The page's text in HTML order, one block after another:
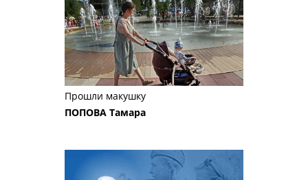
Прошли макушку
ПОПОВА Тамара